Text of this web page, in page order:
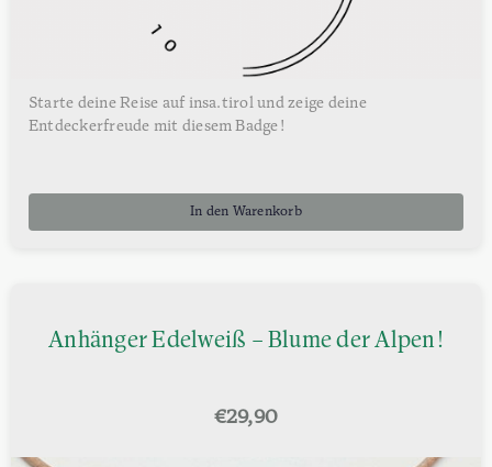
Starte deine Reise auf insa.tirol und zeige deine
Entdeckerfreude mit diesem Badge!
In den Warenkorb
Anhänger Edelweiß – Blume der Alpen!
€29,90